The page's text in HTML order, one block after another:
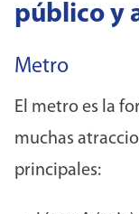
público y
Metro
El metro es la
muchas
principales: